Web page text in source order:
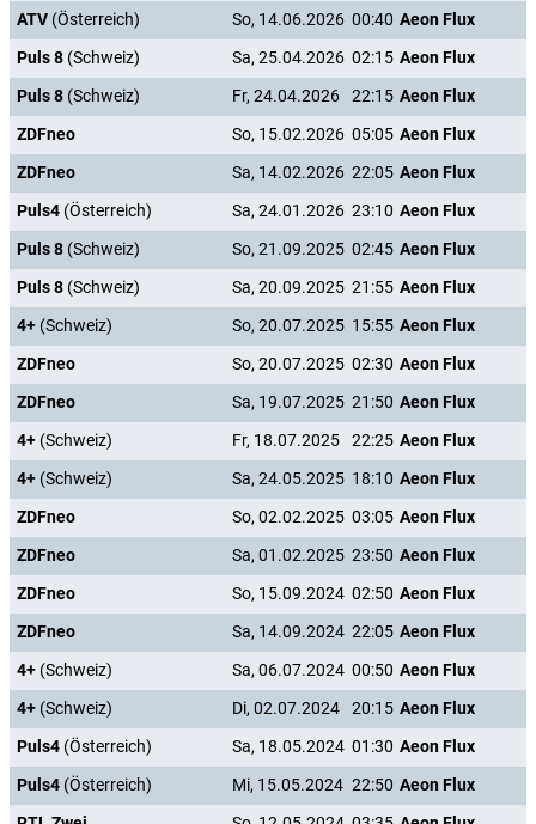
ATV (Österreich) So, 14.06.2026 00:40 Aeon Flux
Puls 8 (Schweiz) Sa, 25.04.2026 02:15 Aeon Flux
Puls 8 (Schweiz) Fr, 24.04.2026 22:15 Aeon Flux
ZDFneo
So, 15.02.2026 05:05 Aeon Flux
ZDFneo
Sa, 14.02.2026 22:05 Aeon Flux
Puls4 (Österreich) Sa, 24.01.2026 23:10 Aeon Flux
Puls 8 (Schweiz) So, 21.09.2025 02:45 Aeon Flux
Puls 8 (Schweiz) Sa, 20.09.2025 21:55 Aeon Flux
4+ (Schweiz) So, 20.07.2025 15:55 Aeon Flux
ZDFneo
So, 20.07.2025 02:30 Aeon Flux
ZDFneo
Sa, 19.07.2025 21:50 Aeon Flux
4+ (Schweiz) Fr, 18.07.2025 22:25 Aeon Flux
4+ (Schweiz) Sa, 24.05.2025 18:10 Aeon Flux
ZDFneo
So, 02.02.2025 03:05 Aeon Flux
ZDFneo
Sa, 01.02.2025 23:50 Aeon Flux
ZDFneo
So, 15.09.2024 02:50 Aeon Flux
ZDFneo
Sa, 14.09.2024 22:05 Aeon Flux
4+ (Schweiz) Sa, 06.07.2024 00:50 Aeon Flux
4+ (Schweiz) Di, 02.07.2024 20:15 Aeon Flux
Puls4 (Österreich) Sa, 18.05.2024 01:30 Aeon Flux
Puls4 (Österreich) Mi, 15.05.2024 22:50 Aeon Flux